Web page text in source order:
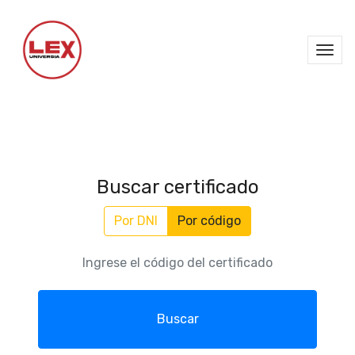
Buscar certificado
Por DNI Por código
Buscar